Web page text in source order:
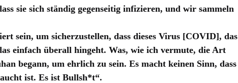
sie sich ständig gegenseitig infizieren, und wir sammeln
sein, um sicherzustellen, dass dieses Virus [COVID], das
einfach überall hingeht. Was, wie ich vermute, die Art
begann, um ehrlich zu sein. Es macht keinen Sinn, dass
ist. Es ist Bullsh*t“.